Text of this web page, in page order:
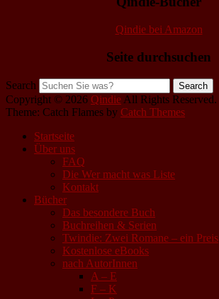
Qindie bei Amazon
Seite durchsuchen
Search
Copyright © 2026 Qindie All Rights Reserved.
Theme: Catch Flames by Catch Themes
Startseite
Über uns
FAQ
Die Wer macht was Liste
Kontakt
Bücher
Das besondere Buch
Buchreihen & Serien
Twindie: Zwei Romane – ein Preis
Kostenlose eBooks
nach AutorInnen
A – E
F – K